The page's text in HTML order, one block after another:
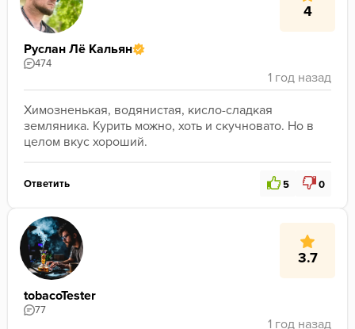
4
Руслан Лё Кальян
474
Химозненькая, водянистая, кисло-сладкая
земляника. Курить можно, хоть и скучновато. Но в
целом вкус хороший.
Ответить 5 0
3.7
tobacoTester
77